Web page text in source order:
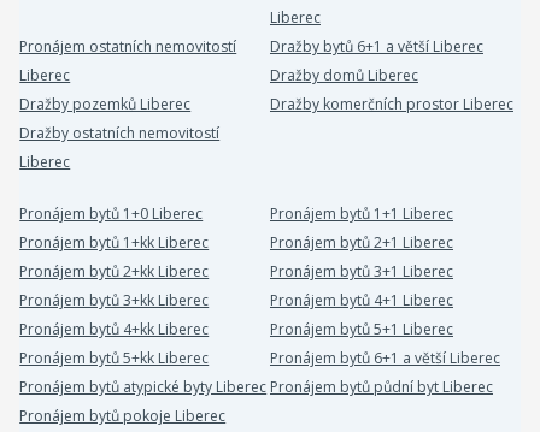
Liberec
Pronájem ostatních nemovitostí
Liberec
Dražby bytů 6+1 a větší Liberec
Dražby domů Liberec
Dražby pozemků Liberec
Dražby komerčních prostor Liberec
Dražby ostatních nemovitostí
Liberec
Pronájem bytů 1+0 Liberec
Pronájem bytů 1+1 Liberec
Pronájem bytů 1+kk Liberec
Pronájem bytů 2+1 Liberec
Pronájem bytů 2+kk Liberec
Pronájem bytů 3+1 Liberec
Pronájem bytů 3+kk Liberec
Pronájem bytů 4+1 Liberec
Pronájem bytů 4+kk Liberec
Pronájem bytů 5+1 Liberec
Pronájem bytů 5+kk Liberec
Pronájem bytů 6+1 a větší Liberec
Pronájem bytů atypické byty Liberec Pronájem bytů půdní byt Liberec
Pronájem bytů pokoje Liberec